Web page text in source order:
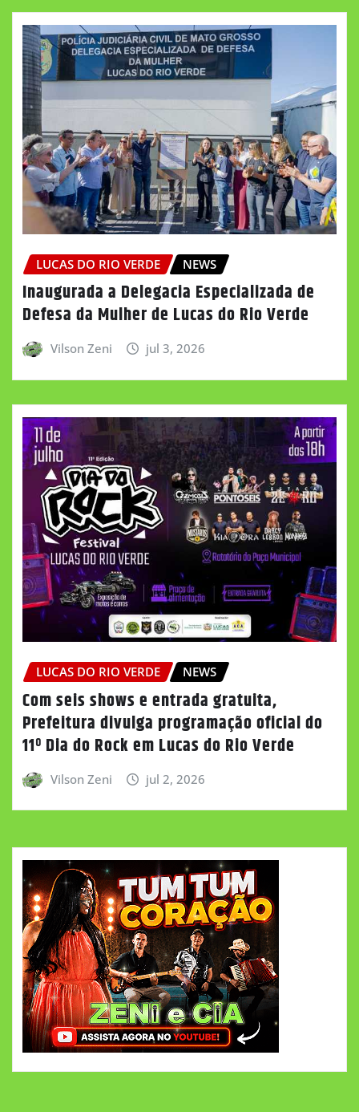
LUCAS DO RIO VERDE NEWS
Inaugurada a Delegacia Especializada de
Defesa da Mulher de Lucas do Rio Verde
Vilson Zeni jul 3, 2026
LUCAS DO RIO VERDE NEWS
Com seis shows e entrada gratuita,
Prefeitura divulga programação oficial do
11º Dia do Rock em Lucas do Rio Verde
Vilson Zeni jul 2, 2026